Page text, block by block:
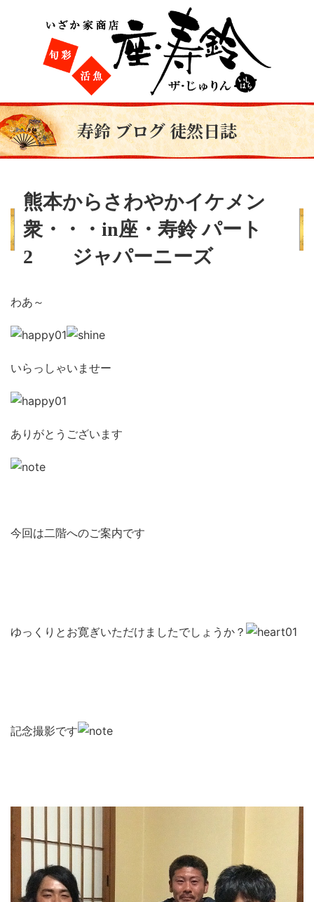
寿鈴 ブログ 徒然日誌
熊本からさわやかイケメン
衆・・・in座・寿鈴 パート
2 ジャパーニーズ
わあ～
いらっしゃいませー
ありがとうございます
今回は二階へのご案内です
ゆっくりとお寛ぎいただけましたでしょうか？
記念撮影です